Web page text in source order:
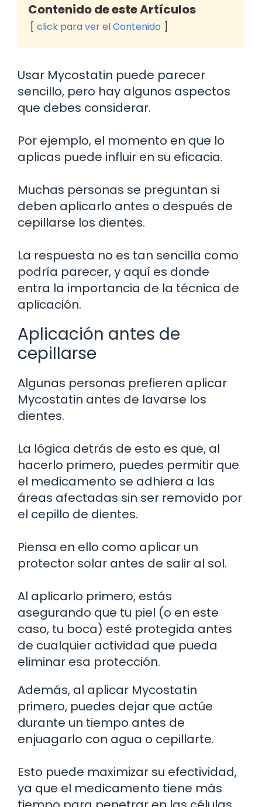
Contenido de este Artículos
click para ver el Contenido
Usar Mycostatin puede parecer
sencillo, pero hay algunos aspectos
que debes considerar.
Por ejemplo, el momento en que lo
aplicas puede influir en su eficacia.
Muchas personas se preguntan si
deben aplicarlo antes o después de
cepillarse los dientes.
La respuesta no es tan sencilla como
podría parecer, y aquí es donde
entra la importancia de la técnica de
aplicación.
Aplicación antes de
cepillarse
Algunas personas prefieren aplicar
Mycostatin antes de lavarse los
dientes.
La lógica detrás de esto es que, al
hacerlo primero, puedes permitir que
el medicamento se adhiera a las
áreas afectadas sin ser removido por
el cepillo de dientes.
Piensa en ello como aplicar un
protector solar antes de salir al sol.
Al aplicarlo primero, estás
asegurando que tu piel (o en este
caso, tu boca) esté protegida antes
de cualquier actividad que pueda
eliminar esa protección.
Además, al aplicar Mycostatin
primero, puedes dejar que actúe
durante un tiempo antes de
enjuagarlo con agua o cepillarte.
Esto puede maximizar su efectividad,
ya que el medicamento tiene más